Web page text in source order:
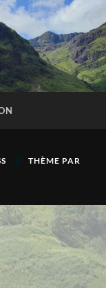
THÈME PAR